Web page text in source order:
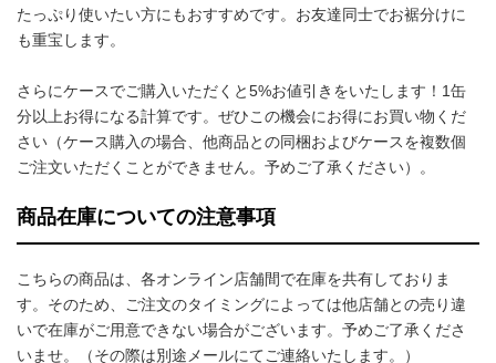
たっぷり使いたい方にもおすすめです。お友達同士でお裾分けに
も重宝します。
さらにケースでご購入いただくと5%お値引きをいたします！1缶
分以上お得になる計算です。ぜひこの機会にお得にお買い物くだ
さい（ケース購入の場合、他商品との同梱およびケースを複数個
ご注文いただくことができません。予めご了承ください）。
商品在庫についての注意事項
こちらの商品は、各オンライン店舗間で在庫を共有しておりま
す。そのため、ご注文のタイミングによっては他店舗との売り違
いで在庫がご用意できない場合がございます。予めご了承くださ
いませ。（その際は別途メールにてご連絡いたします。）